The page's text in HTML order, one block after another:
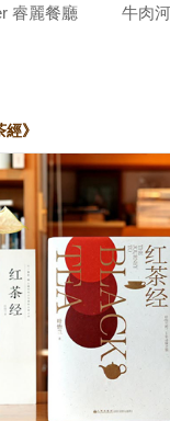
睿麗餐廳
牛肉
》